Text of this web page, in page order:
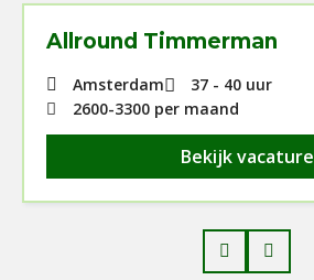
Allround Timmerman
Amsterdam
37 - 40 uur
2600-3300 per maand
Bekijk vacature
Prev